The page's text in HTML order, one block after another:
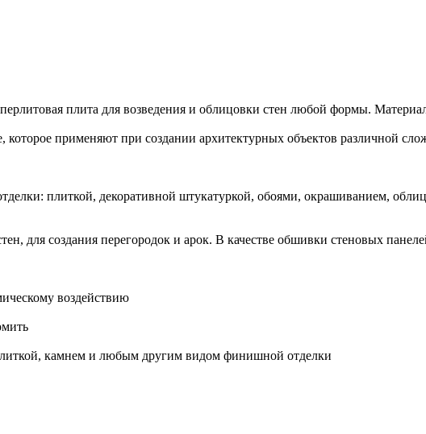
плита для возведения и облицовки стен любой формы.
применяют при создании архитектурных объектов различной
плиткой, декоративной штукатуркой, обоями, окрашиванием,
для создания перегородок и арок. В качестве обшивки стеновых
воздействию
камнем и любым другим видом финишной отделки